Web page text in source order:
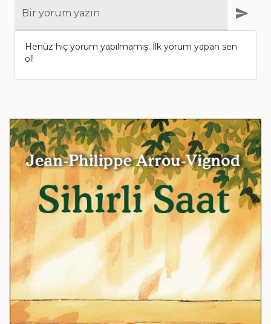
Bir yorum yazın
Henüz hiç yorum yapılmamış. İlk yorum yapan sen
ol!